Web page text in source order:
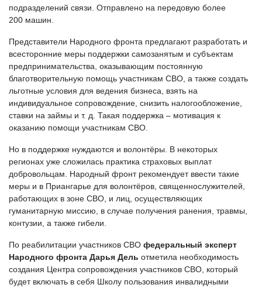
подразделений связи. Отправлено на передовую более
200 машин.
Представители Народного фронта предлагают разработать и
всесторонние меры поддержки самозанятым и субъектам
предпринимательства, оказывающим постоянную
благотворительную помощь участникам СВО, а также создать
льготные условия для ведения бизнеса, взять на
индивидуальное сопровождение, снизить налогообложение,
ставки на займы и т. д. Такая поддержка – мотивация к
оказанию помощи участникам СВО.
Но в поддержке нуждаются и волонтёры. В некоторых
регионах уже сложилась практика страховых выплат
добровольцам. Народный фронт рекомендует ввести такие
меры и в Приангарье для волонтёров, священнослужителей,
работающих в зоне СВО, и лиц, осуществляющих
гуманитарную миссию, в случае получения ранения, травмы,
контузии, а также гибели.
По реабилитации участников СВО федеральный эксперт
Народного фронта Дарья Дель отметила необходимость
создания Центра сопровождения участников СВО, который
будет включать в себя Школу пользования инвалидными